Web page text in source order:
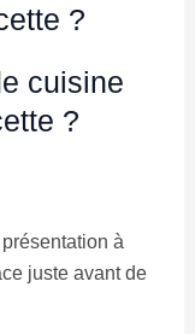
?
cuisine
?
à
juste avant de